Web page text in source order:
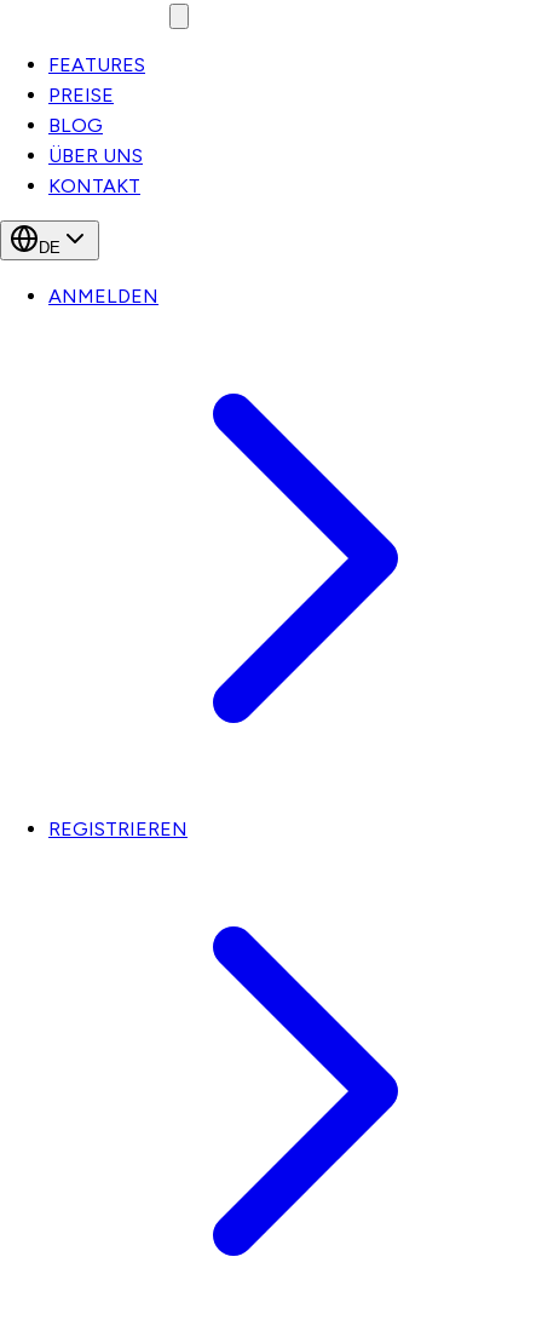
FEATURES
PREISE
BLOG
ÜBER UNS
KONTAKT
DE
ANMELDEN
REGISTRIEREN